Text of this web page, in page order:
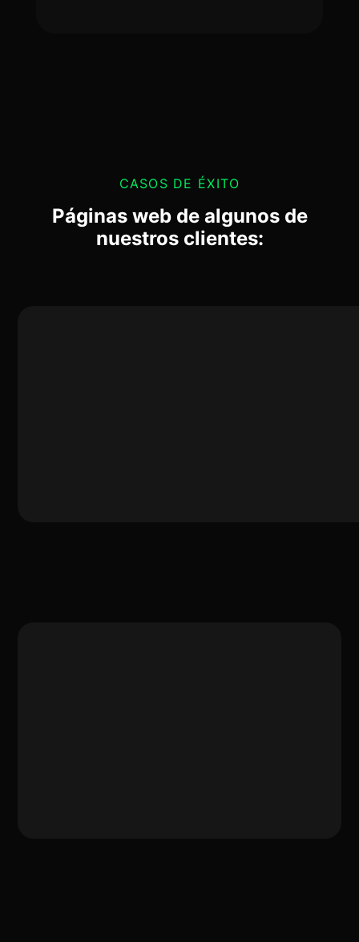
CASOS DE ÉXITO
Páginas web de algunos de
nuestros clientes: